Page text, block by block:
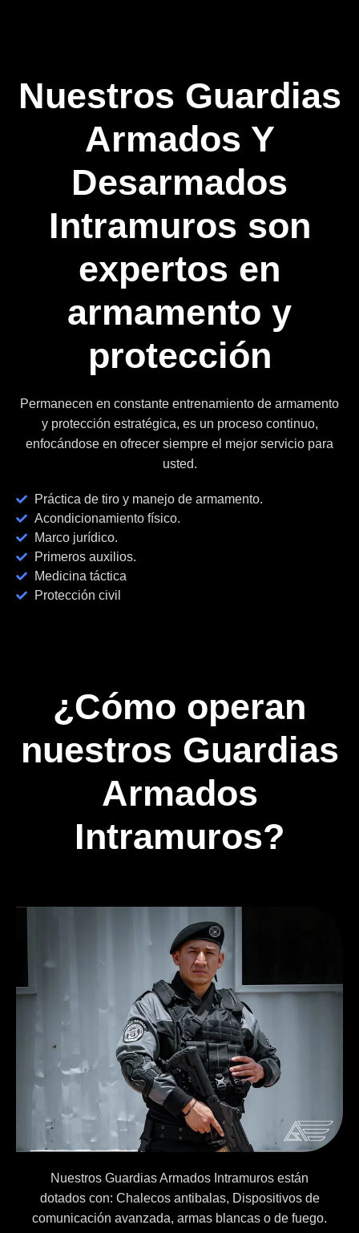
Nuestros Guardias
Armados Y
Desarmados
Intramuros son
expertos en
armamento y
protección
Permanecen en constante entrenamiento de armamento
y protección estratégica, es un proceso continuo,
enfocándose en ofrecer siempre el mejor servicio para
usted.
Práctica de tiro y manejo de armamento.
Acondicionamiento físico.
Marco jurídico.
Primeros auxilios.
Medicina táctica
Protección civil
¿Cómo operan
nuestros Guardias
Armados
Intramuros?
Nuestros Guardias Armados Intramuros están
dotados con: Chalecos antibalas, Dispositivos de
comunicación avanzada, armas blancas o de fuego.